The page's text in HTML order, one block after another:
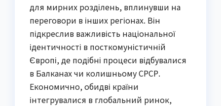
для мирних розділень, вплинувши на
переговори в інших регіонах. Він
підкреслив важливість національної
ідентичності в посткомуністичній
Європі, де подібні процеси відбувалися
в Балканах чи колишньому СРСР.
Економично, обидві країни
інтегрувалися в глобальний ринок,